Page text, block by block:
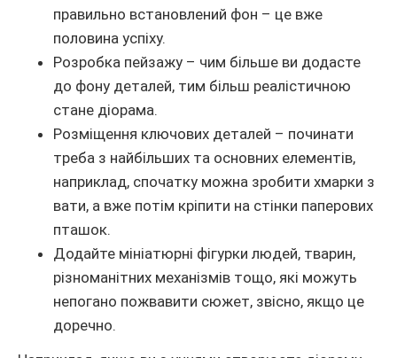
правильно встановлений фон – це вже
половина успіху.
Розробка пейзажу – чим більше ви додасте
до фону деталей, тим більш реалістичною
стане діорама.
Розміщення ключових деталей – починати
треба з найбільших та основних елементів,
наприклад, спочатку можна зробити хмарки з
вати, а вже потім кріпити на стінки паперових
пташок.
Додайте мініатюрні фігурки людей, тварин,
різноманітних механізмів тощо, які можуть
непогано пожвавити сюжет, звісно, якщо це
доречно.